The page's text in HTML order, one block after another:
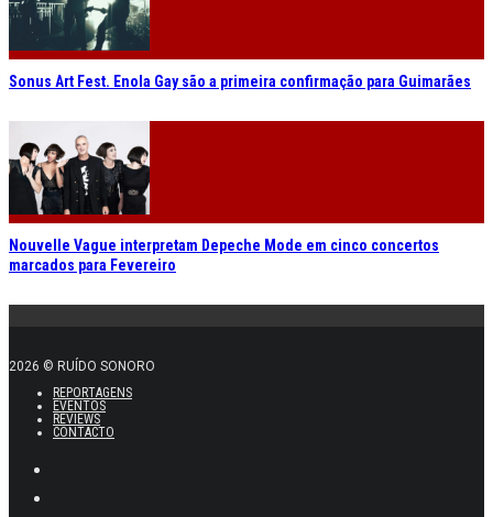
Sonus Art Fest. Enola Gay são a primeira confirmação para Guimarães
Nouvelle Vague interpretam Depeche Mode em cinco concertos
marcados para Fevereiro
2026 © RUÍDO SONORO
REPORTAGENS
EVENTOS
REVIEWS
CONTACTO